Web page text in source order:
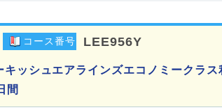
コース番号 LEE956Y
ッシュエアラインズエコノミークラス
間